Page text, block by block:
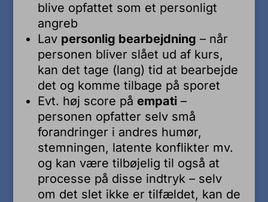
blive opfattet som et personligt
angreb
Lav personlig bearbejdning – når
personen bliver slået ud af kurs,
kan det tage (lang) tid at bearbejde
det og komme tilbage på sporet
Evt. høj score på empati–
personen opfatter selv små
forandringer i andres humør,
stemningen, latente konflikter mv.
og kan være tilbøjelig til også at
processe på disse indtryk – selv
om det slet ikke er tilfældet, kan de